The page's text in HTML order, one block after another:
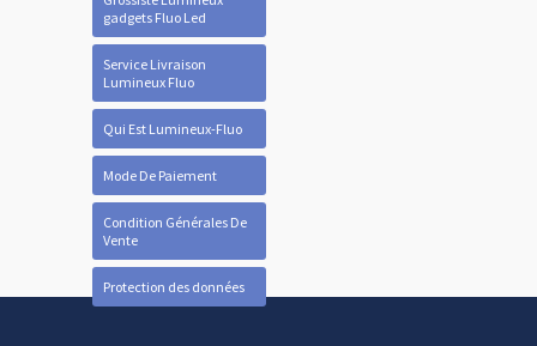
gadgets Fluo Led
Service Livraison
Lumineux Fluo
Qui Est Lumineux-Fluo
Mode De Paiement
Condition Générales De
Vente
Protection des données